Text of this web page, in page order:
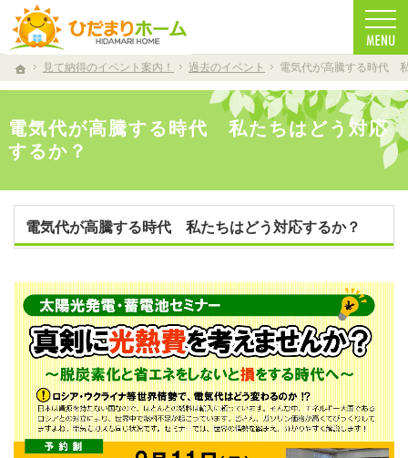
ホーム
見て納得のイベント案内！ 過去のイベント 電気代が高騰する時代
電気代が高騰する時代 私たちはどう対応
するか？
一生に一度の家づくり。注文住宅（仁多郡・雲南市・松江市）の工務店なら安心・信頼の
注文住宅（仁多郡・雲南市・松江市）の工務店なら当店で家づくり
電気代が高騰する時代 私たちはどう対応するか？